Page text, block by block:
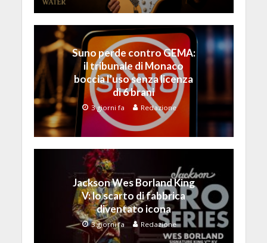
Suno perde contro GEMA:
il tribunale di Monaco
boccia l’uso senza licenza
di 6 brani
3 giorni fa Redazione
Jackson Wes Borland King
V: lo scarto di fabbrica
diventato icona
3 giorni fa Redazione